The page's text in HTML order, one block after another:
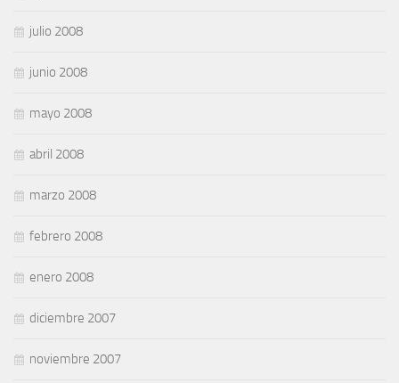
julio 2008
junio 2008
mayo 2008
abril 2008
marzo 2008
febrero 2008
enero 2008
diciembre 2007
noviembre 2007